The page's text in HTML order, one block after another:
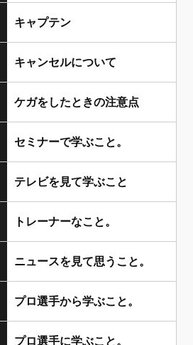
キャプテン
キャンセルについて
ケガをしたときの注意点
セミナーで学ぶこと。
テレビを見て学ぶこと
トレーナーなこと。
ニュースを見て思うこと。
プロ選手から学ぶこと。
プロ選手に学ぶこと。